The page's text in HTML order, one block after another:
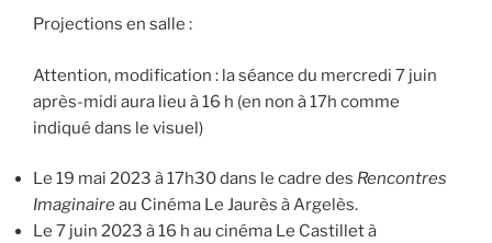
Projections en salle :
Attention, modification : la séance du mercredi 7 juin
après-midi aura lieu à 16 h (en non à 17h comme
indiqué dans le visuel)
Le 19 mai 2023 à 17h30 dans le cadre des Rencontres
Imaginaireau Cinéma Le Jaurès à Argelès.
Le 7 juin 2023 à 16 h au cinéma Le Castillet à